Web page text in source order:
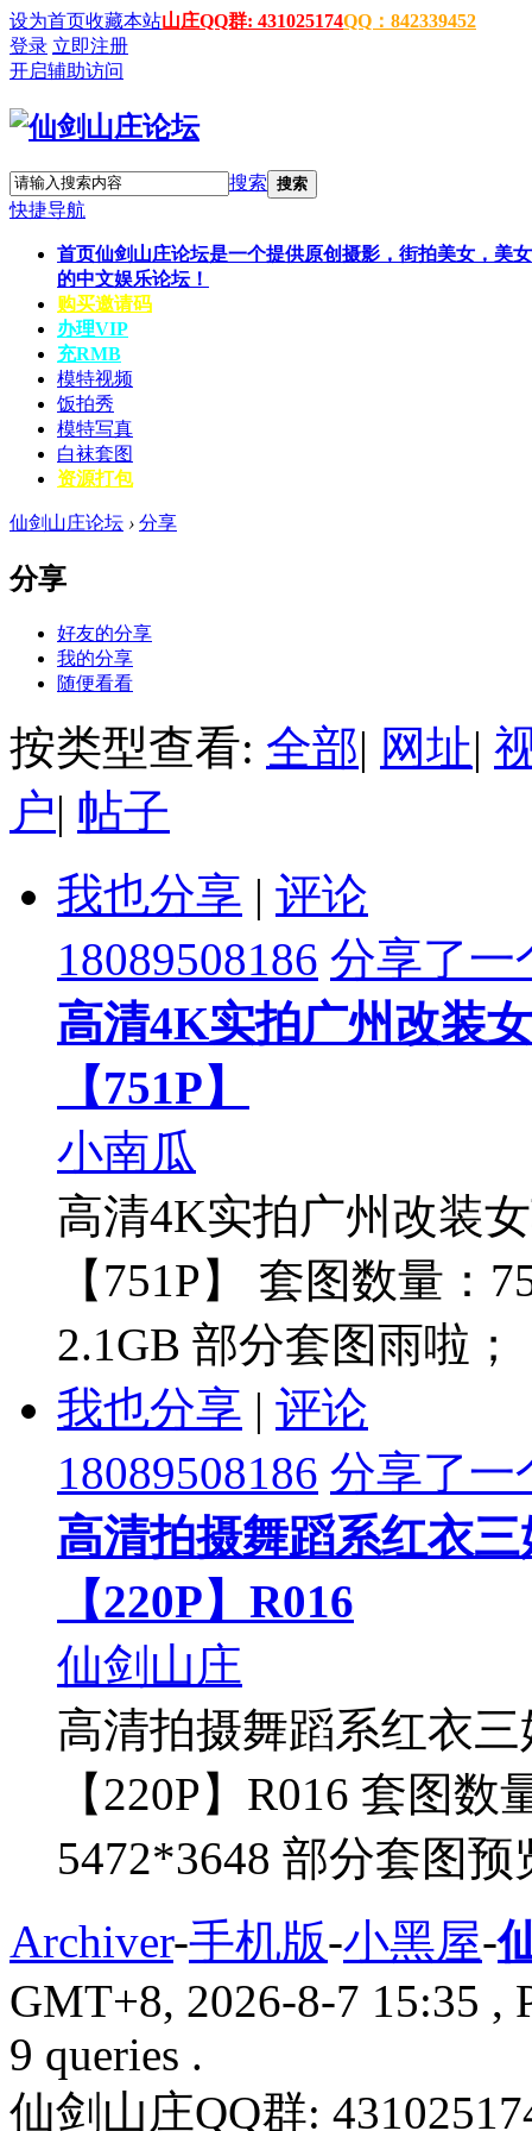
设为首页收藏本站山庄QQ群: 431025174QQ：842339452
登录 立即注册
开启辅助访问
搜索 搜索
快捷导航
首页仙剑山庄论坛是一个提供原创摄影，街拍美女，美
的中文娱乐论坛！
购买邀请码
办理VIP
充RMB
模特视频
饭拍秀
模特写真
白袜套图
资源打包
仙剑山庄论坛 › 分享
分享
好友的分享
我的分享
随便看看
按类型查看: 全部| 网址|
户| 帖子
我也分享 | 评论
18089508186 分享了一
高清4K实拍广州改装
【751P】
小南瓜
高清4K实拍广州改装
【751P】 套图数量：
2.1GB 部分套图雨啦
我也分享 | 评论
18089508186 分享了一
高清拍摄舞蹈系红衣
【220P】R016
仙剑山庄
高清拍摄舞蹈系红衣
【220P】R016 套图
5472*3648 部分套图
Archiver-手机版-小黑屋-
GMT+8, 2026-8-7 15:35 ,
9 queries .
仙剑山庄QQ群: